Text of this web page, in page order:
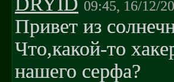
09:45, 16/12/
Привет из
Что,какой-то
нашего серфа?